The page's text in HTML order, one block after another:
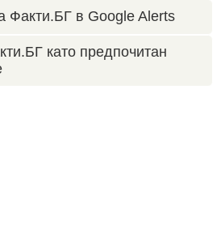
Факти.БГ в Google Alerts
като предпочитан